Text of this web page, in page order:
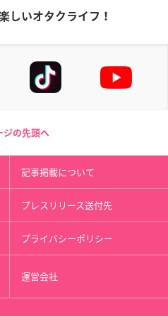
しいオタクライフ！
ジの先頭へ
記事掲載について
プレスリリース送付先
プライバシーポリシー
運営会社